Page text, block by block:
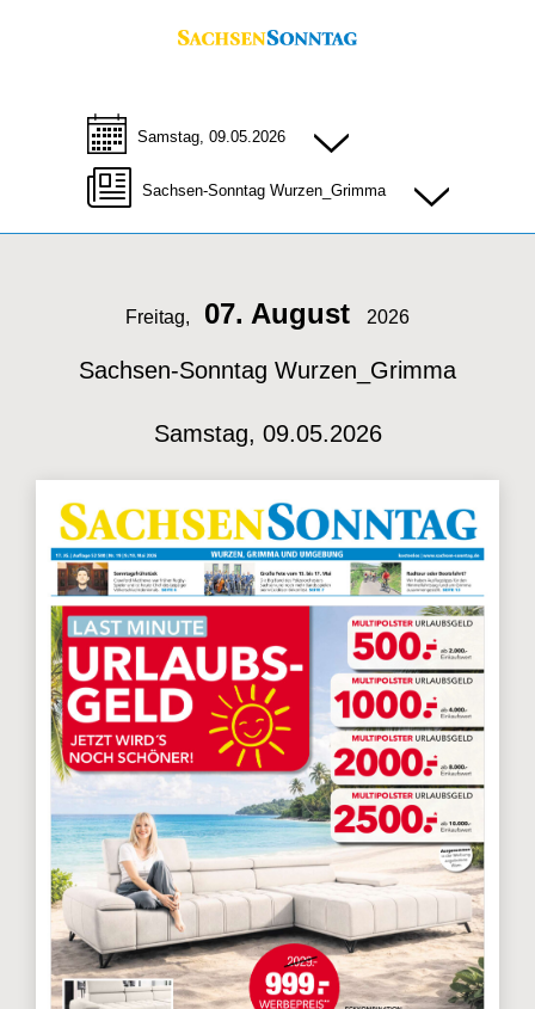
Samstag, 09.05.2026
Sachsen-Sonntag Wurzen_Grimma
Freitag, 07. August 2026
Sachsen-Sonntag Wurzen_Grimma
Samstag, 09.05.2026